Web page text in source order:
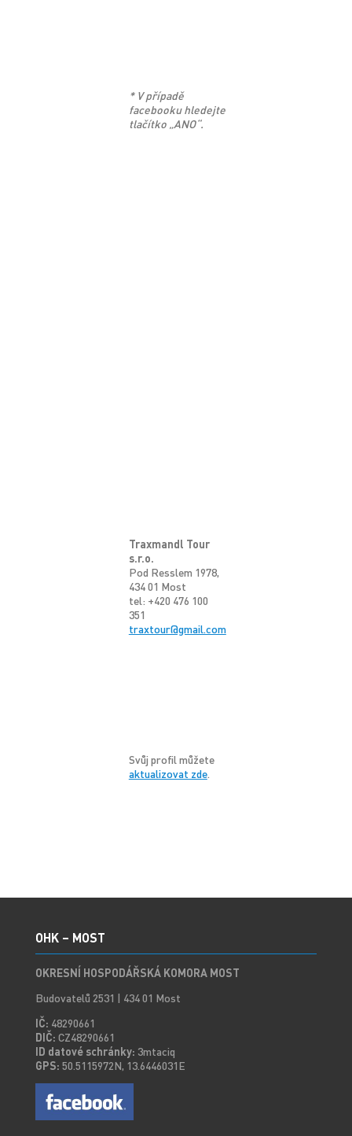
* V případě
facebooku hledejte
tlačítko „ANO“.
Traxmandl Tour
s.r.o.
Pod Resslem 1978,
434 01 Most
tel: +420 476 100
351
traxtour@gmail.com
Svůj profil můžete
aktualizovat zde.
OHK – MOST
OKRESNÍ HOSPODÁŘSKÁ KOMORA MOST
Budovatelů 2531 | 434 01 Most
IČ: 48290661
DIČ: CZ48290661
ID datové schránky: 3mtaciq
GPS: 50.5115972N, 13.6446031E